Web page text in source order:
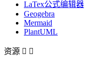
LaTex公式编辑器
Geogebra
Mermaid
PlantUML
资源  